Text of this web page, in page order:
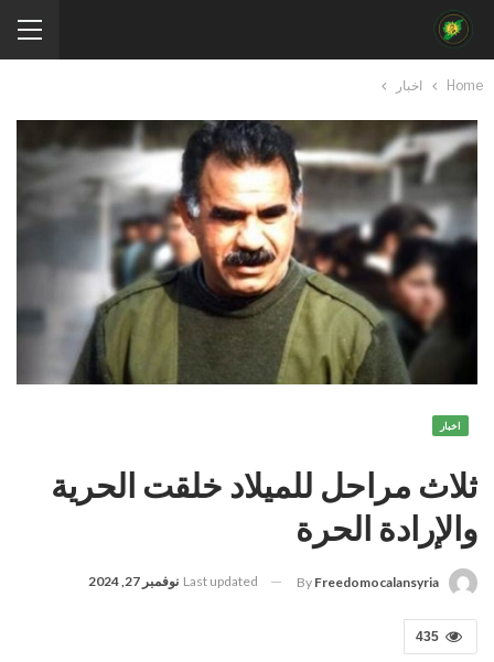
Home اخبار
اخبار
ثلاث مراحل للميلاد خلقت الحرية
والإرادة الحرة
By Freedomocalansyria
Last updated نوفمبر 27, 2024
435